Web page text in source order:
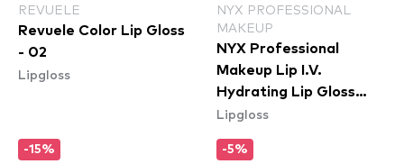
REVUELE
Revuele Color Lip Gloss
- 02
Lipgloss
-15%
NYX PROFESSIONAL
MAKEUP
NYX Professional
Makeup Lip I.V.
Hydrating Lip Gloss
Stain - 04 Cocoa
Lipgloss
-5%